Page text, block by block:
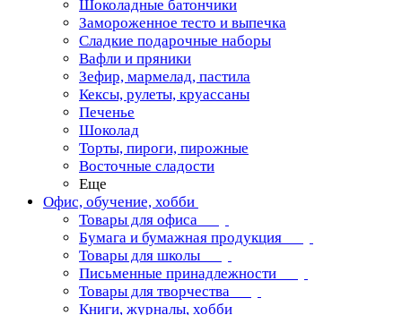
Шоколадные батончики
Замороженное тесто и выпечка
Сладкие подарочные наборы
Вафли и пряники
Зефир, мармелад, пастила
Кексы, рулеты, круассаны
Печенье
Шоколад
Торты, пироги, пирожные
Восточные сладости
Еще
Офис, обучение, хобби
Товары для офиса
Бумага и бумажная продукция
Товары для школы
Письменные принадлежности
Товары для творчества
Книги, журналы, хобби